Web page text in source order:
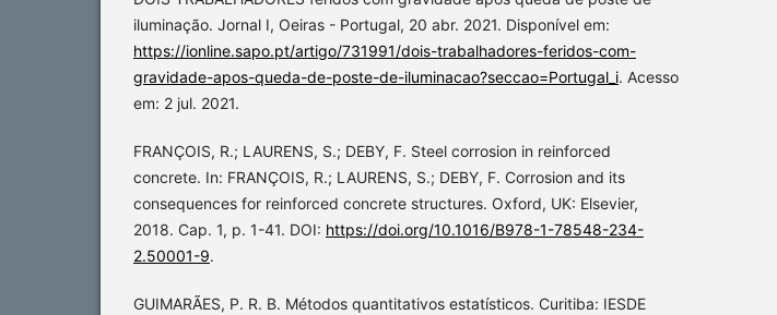
iluminação. Jornal I, Oeiras - Portugal, 20 abr. 2021. Disponível em:
https://ionline.sapo.pt/artigo/731991/dois-trabalhadores-feridos-com-
gravidade-apos-queda-de-poste-de-iluminacao?seccao=Portugal_i. Acesso
em: 2 jul. 2021.
FRANÇOIS, R.; LAURENS, S.; DEBY, F. Steel corrosion in reinforced
concrete. In: FRANÇOIS, R.; LAURENS, S.; DEBY, F. Corrosion and its
consequences for reinforced concrete structures. Oxford, UK: Elsevier,
2018. Cap. 1, p. 1-41. DOI: https://doi.org/10.1016/B978-1-78548-234-
2.50001-9.
GUIMARÃES, P. R. B. Métodos quantitativos estatísticos. Curitiba: IESDE